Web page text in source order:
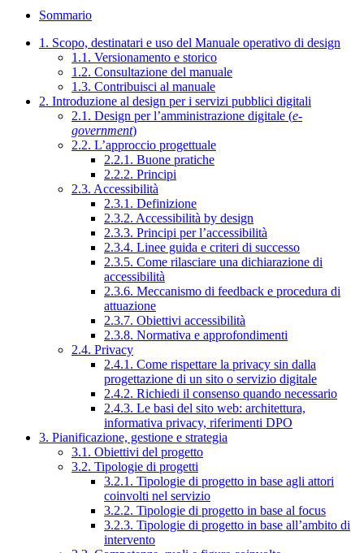
Sommario
1. Scopo, destinatari e uso del Manuale operativo di design
1.1. Versionamento e storico
1.2. Consultazione del manuale
1.3. Contribuisci al manuale
2. Introduzione al design per i servizi pubblici digitali
2.1. Design per l’amministrazione digitale (e-
government)
2.2. L’approccio progettuale
2.2.1. Buone pratiche
2.2.2. Principi
2.3. Accessibilità
2.3.1. Definizione
2.3.2. Accessibilità by design
2.3.3. Principi per l’accessibilità
2.3.4. Linee guida e criteri di successo
2.3.5. Come rilasciare una dichiarazione di
accessibilità
2.3.6. Meccanismo di feedback e procedura di
attuazione
2.3.7. Obiettivi accessibilità
2.3.8. Normativa e approfondimenti
2.4. Privacy
2.4.1. Come rispettare la privacy sin dalla
progettazione di un sito o servizio digitale
2.4.2. Richiedi il consenso quando necessario
2.4.3. Le basi del sito web: architettura,
informativa privacy, riferimenti DPO
3. Pianificazione, gestione e strategia
3.1. Obiettivi del progetto
3.2. Tipologie di progetti
3.2.1. Tipologie di progetto in base agli attori
coinvolti nel servizio
3.2.2. Tipologie di progetto in base al focus
3.2.3. Tipologie di progetto in base all’ambito di
intervento